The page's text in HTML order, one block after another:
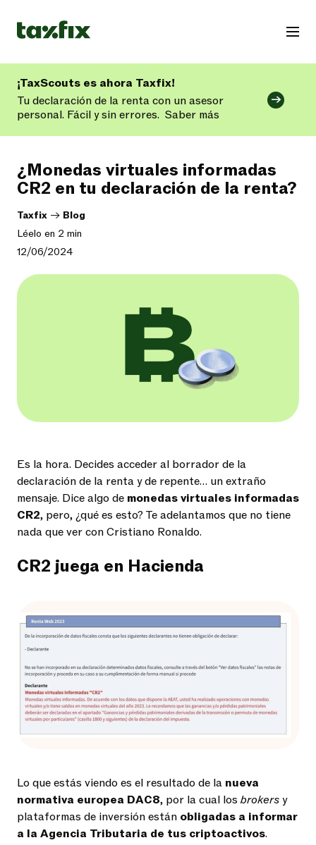
¡TaxScouts es ahora Taxfix!
Tu declaración de la renta con un asesor
personal. Fácil y sin errores. Saber más
¿Monedas virtuales informadas
CR2 en tu declaración de la renta?
Taxfix -> Blog
Léelo en 2 min
12/06/2024
Es la hora. Decides acceder al borrador de la
declaración de la renta y de repente… un extraño
mensaje. Dice algo de monedas virtuales informadas
CR2, pero, ¿qué es esto? Te adelantamos que no tiene
nada que ver con Cristiano Ronaldo.
CR2 juega en Hacienda
Lo que estás viendo es el resultado de la nueva
normativa europea DAC8, por la cual los brokersy
plataformas de inversión están obligadas a informar
a la Agencia Tributaria de tus criptoactivos.